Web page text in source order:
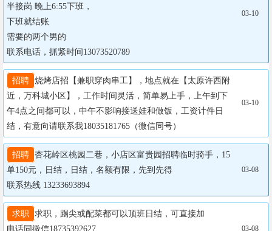
半接岗 晚上6:55下班，
下班就结账
需要的两个男的
联系电话，抓紧时间13073520789
03-10
招聘 烧烤店招【兼职穿肉串工】，地点就在【太原许西附
近，万科城小区】，工作时间灵活，简单易上手，上午到下
午4点之间都可以，中午不影响接送娃和做饭，工资计件日
结，有意向请联系我18035181765（微信同号）
03-10
招聘 杏花岭区桃园二巷，小店区富贵园招聘临时骑手，15
单150元，日结，日结，名额有限，先到先得
联系热线 13233693894
03-08
求职
求职，踢尖或配菜都可以顶班日结，可直接加
电话同微信18735392627
03-08